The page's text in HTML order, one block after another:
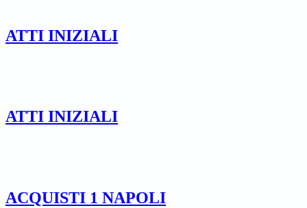
ATTI INIZIALI
ATTI INIZIALI
ACQUISTI 1 NAPOLI